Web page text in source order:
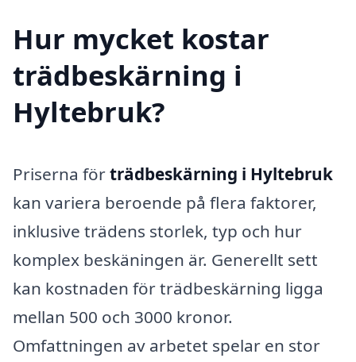
Hur mycket kostar
trädbeskärning i
Hyltebruk?
Priserna förträdbeskärning i Hyltebruk
kan variera beroende på flera faktorer,
inklusive trädens storlek, typ och hur
komplex beskäningen är. Generellt sett
kan kostnaden för trädbeskärning ligga
mellan 500 och 3000 kronor.
Omfattningen av arbetet spelar en stor